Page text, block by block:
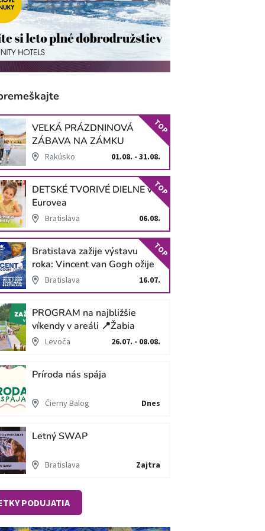
VEĽKÁ PRÁZDNINOVÁ
ZÁBAVA NA ZÁMKU
SCHLOSS HOF
Rakúsko 01.08. - 31.08.
TOP
DETSKÉ TVORIVÉ DIELNE v
Eurovea
Bratislava 06.08.
TOP
Bratislava zažije výstavu
roka: Vincent van Gogh ožije
v unikátnej imerzívnej šou!
Bratislava 16.07.
TOP
PROGRAM na najbližšie
víkendy v areáli 📍Žabia
cestaLevoča 26.07. - 08.08.
Príroda nás spája
Čierny Balog Dnes
Letný SWAP
Bratislava Zajtra
PODUJATIA